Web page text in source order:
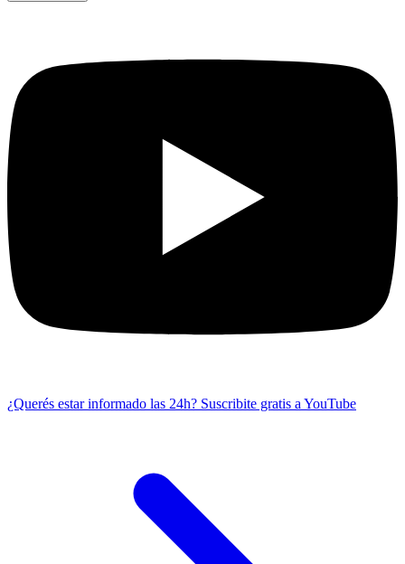
¿Querés estar informado las 24h? Suscribite gratis a YouTube